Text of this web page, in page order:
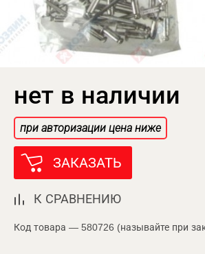
нет в наличии
при авторизации цена ниже
ЗАКАЗАТЬ
К СРАВНЕНИЮ
Код товара — 580726 (называйте при